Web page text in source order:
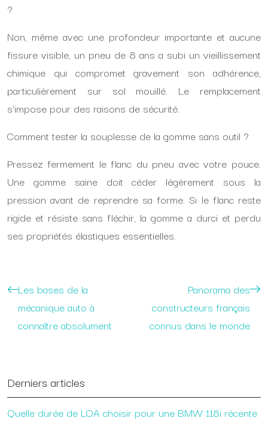
?
Non, même avec une profondeur importante et aucune
fissure visible, un pneu de 8 ans a subi un vieillissement
chimique qui compromet gravement son adhérence,
particulièrement sur sol mouillé. Le remplacement
s’impose pour des raisons de sécurité.
Comment tester la souplesse de la gomme sans outil ?
Pressez fermement le flanc du pneu avec votre pouce.
Une gomme saine doit céder légèrement sous la
pression avant de reprendre sa forme. Si le flanc reste
rigide et résiste sans fléchir, la gomme a durci et perdu
ses propriétés élastiques essentielles.
Les bases de la
mécanique auto à
connaître absolument
Panorama des
constructeurs français
connus dans le monde
Derniers articles
Quelle durée de LOA choisir pour une BMW 118i récente